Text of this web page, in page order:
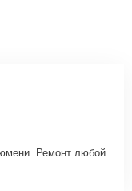
Ремонт любой